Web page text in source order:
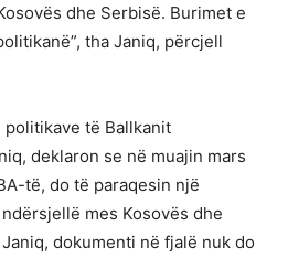
dhe Serbisë. Burimet e
tha Janiq, përcjell
të Ballkanit
deklaron se në muajin mars
të, do të paraqesin një
mes Kosovës dhe
dokumenti në fjalë nuk do